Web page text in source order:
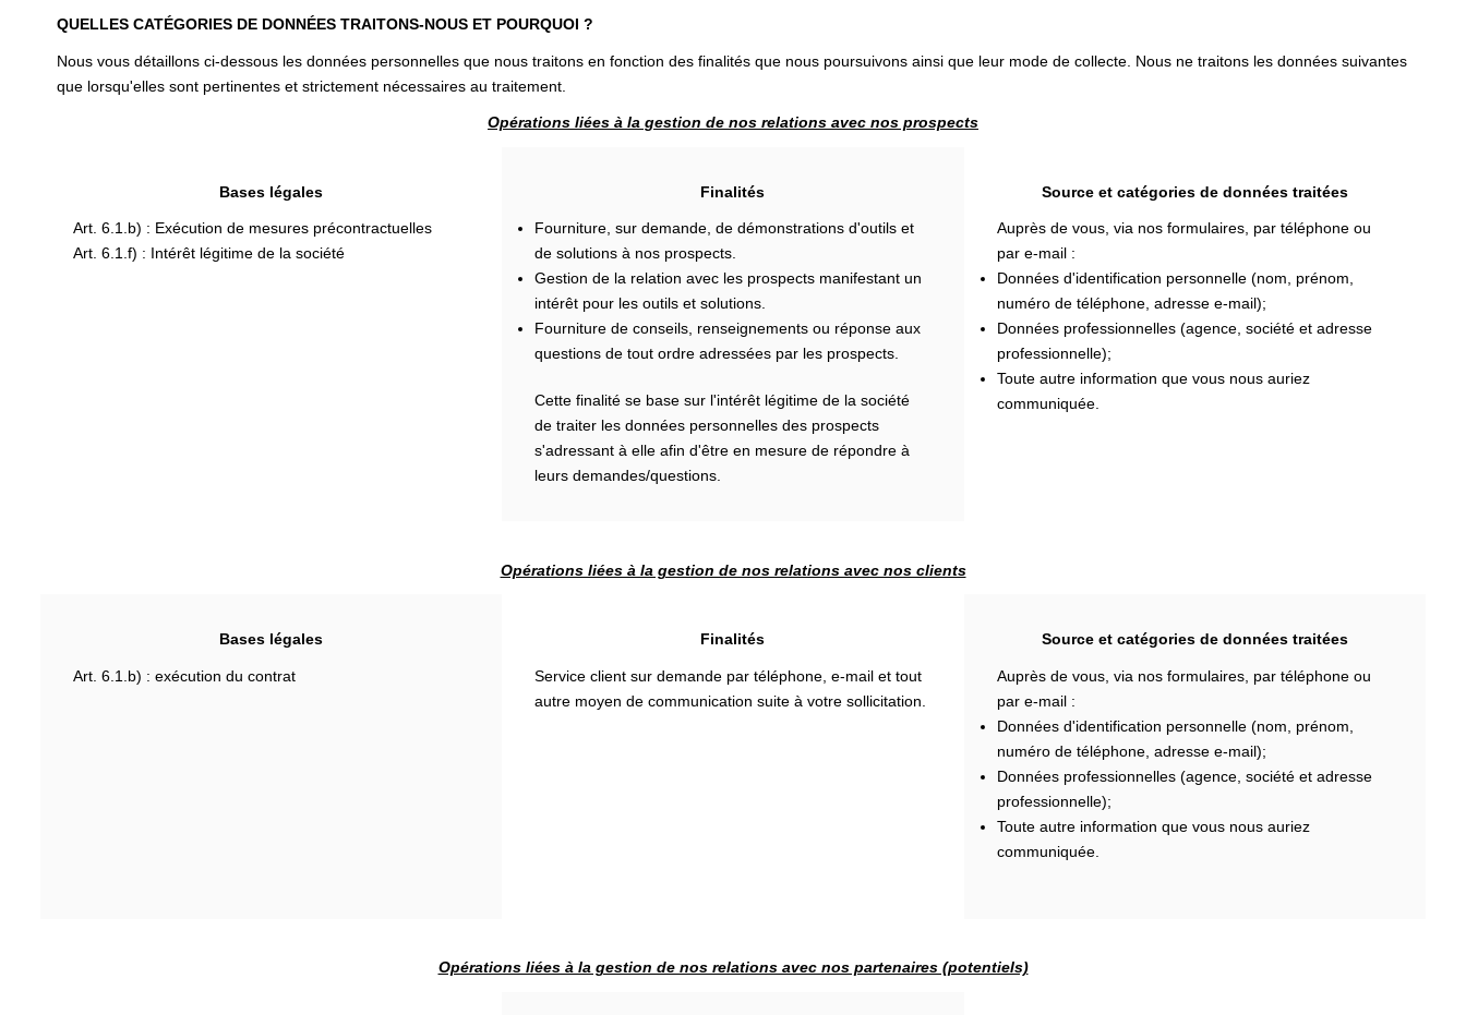
QUELLES CATÉGORIES DE DONNÉES TRAITONS-NOUS ET POURQUOI ?
Nous vous détaillons ci-dessous les données personnelles que nous traitons en fonction des finalités que nous poursuivons ainsi que leur mode de collecte. Nous ne traitons les données suivantes
que lorsqu'elles sont pertinentes et strictement nécessaires au traitement.
Opérations liées à la gestion de nos relations avec nos prospects
Bases légales
Art. 6.1.b) : Exécution de mesures précontractuelles
Art. 6.1.f) : Intérêt légitime de la société
Finalités
Fourniture, sur demande, de démonstrations d'outils et
de solutions à nos prospects.
Gestion de la relation avec les prospects manifestant un
intérêt pour les outils et solutions.
Fourniture de conseils, renseignements ou réponse aux
questions de tout ordre adressées par les prospects.
Cette finalité se base sur l'intérêt légitime de la société
de traiter les données personnelles des prospects
s'adressant à elle afin d'être en mesure de répondre à
leurs demandes/questions.
Source et catégories de données traitées
Auprès de vous, via nos formulaires, par téléphone ou
par e-mail :
Données d'identification personnelle (nom, prénom,
numéro de téléphone, adresse e-mail);
Données professionnelles (agence, société et adresse
professionnelle);
Toute autre information que vous nous auriez
communiquée.
Opérations liées à la gestion de nos relations avec nos clients
Bases légales
Art. 6.1.b) : exécution du contrat
Finalités
Service client sur demande par téléphone, e-mail et tout
autre moyen de communication suite à votre sollicitation.
Source et catégories de données traitées
Auprès de vous, via nos formulaires, par téléphone ou
par e-mail :
Données d'identification personnelle (nom, prénom,
numéro de téléphone, adresse e-mail);
Données professionnelles (agence, société et adresse
professionnelle);
Toute autre information que vous nous auriez
communiquée.
Opérations liées à la gestion de nos relations avec nos partenaires (potentiels)